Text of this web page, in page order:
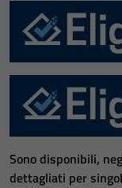
Sono disponibili,
dettagliati per